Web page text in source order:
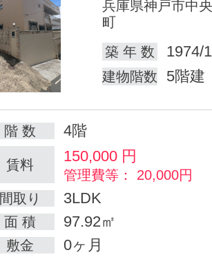
兵庫県神戸市中
町
築 年 数
1974/
建物階数 5階建
階 数 4階
賃料 150,000 円
管理費等： 20,000円
間取り
3LDK
面 積 97.92㎡
敷金 0ヶ月